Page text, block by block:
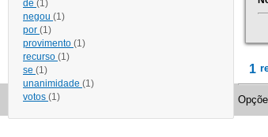
de (1)
negou (1)
por (1)
provimento (1)
recurso (1)
se (1)
unanimidade (1)
votos (1)
1